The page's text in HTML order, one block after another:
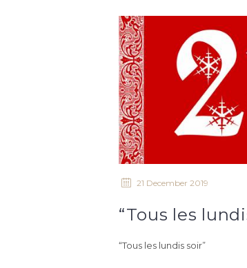
21 December 2019
“Tous les lundis soir”